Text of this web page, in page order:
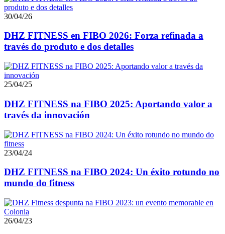
30/04/26
DHZ FITNESS en FIBO 2026: Forza refinada a
través do produto e dos detalles
25/04/25
DHZ FITNESS na FIBO 2025: Aportando valor a
través da innovación
23/04/24
DHZ FITNESS na FIBO 2024: Un éxito rotundo no
mundo do fitness
26/04/23